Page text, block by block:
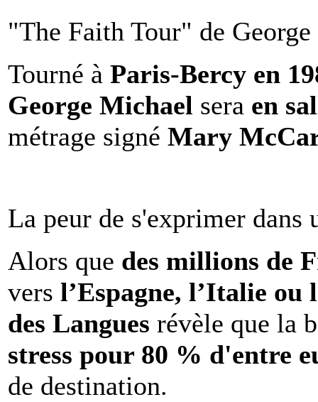
"The Faith Tour" de
Tourné à Paris-Bercy en
George Michael sera en
métrage signé Mary
La peur de s'exprimer dans
Alors que des millions de
vers l’Espagne, l’Italie ou
des Langues révèle que la
stress pour 80 % d'entre
de destination.